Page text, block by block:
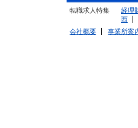
転職求人特集 経理
西
会社概要
事業所案